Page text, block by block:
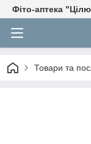
Фіто-аптека
Товари та